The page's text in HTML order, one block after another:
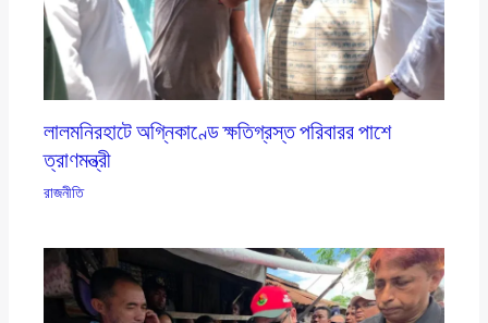
লালমনিরহাটে অগ্নিকাণ্ডে ক্ষতিগ্রস্ত পরিবারর পাশে
ত্রাণমন্ত্রী
রাজনীতি